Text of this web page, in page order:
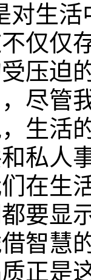
对生
仅仅
压迫
尽管
生活
私人
在生
要显
智慧
正是